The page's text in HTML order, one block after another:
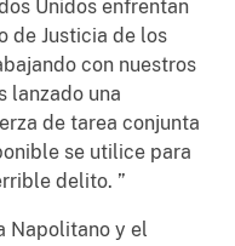
Unidos enfrentan
de Justicia de los
con nuestros
lanzado una
de tarea conjunta
se utilice para
delito. ”
Napolitano y el